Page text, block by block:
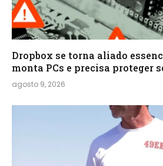
Dropbox se torna aliado
monta PCs e precisa proteger
agosto 9, 2026